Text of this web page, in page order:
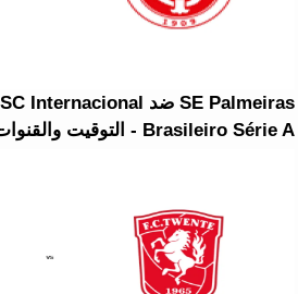
Brasileiro Série A - التوقيت والقنوات 2026-08-09